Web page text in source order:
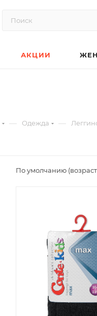
АКЦИИ
— Одежда —
По умолчанию